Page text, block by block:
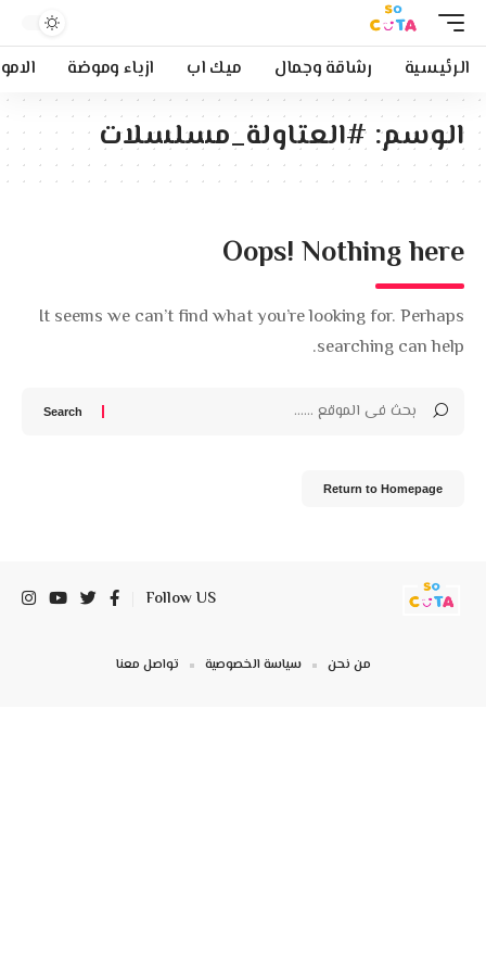
الرئيسية رشاقة وجمال ميك اب ازياء وموضة
الوسم: #العتاولة_مسلسلات
Oops! Nothing here
It seems we can’t find what you’re looking for. Perhaps
searching can help.
Return to Homepage
Follow US
من نحن سياسة الخصوصية تواصل معنا